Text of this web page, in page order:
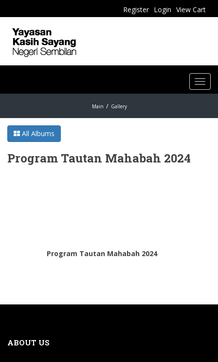
View Cart
Login
Register
Main Gallery
All Albums
Program Tautan Mahabah 2024
Program Tautan Mahabah 2024
ABOUT US